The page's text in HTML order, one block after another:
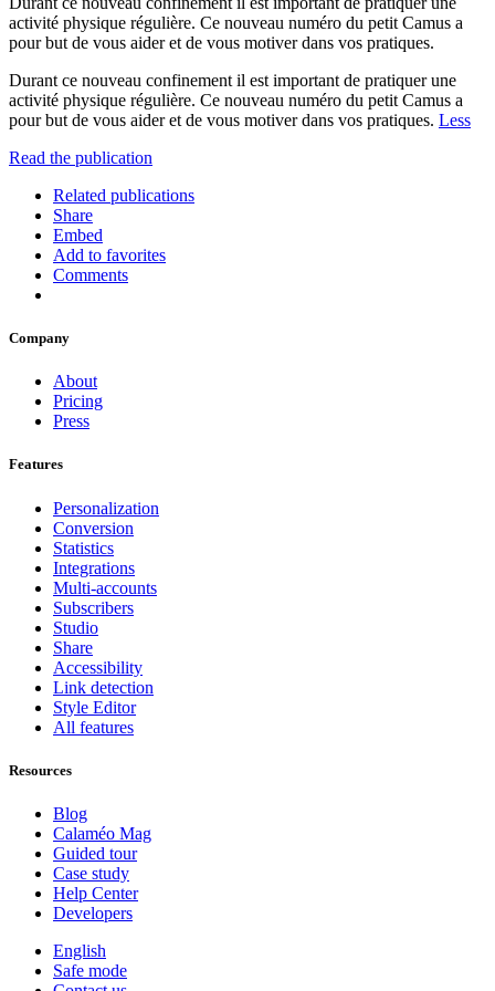
activité physique régulière. Ce nouveau numéro du petit Camus a
pour but de vous aider et de vous motiver dans vos pratiques.
Durant ce nouveau confinement il est important de pratiquer une
activité physique régulière. Ce nouveau numéro du petit Camus a
pour but de vous aider et de vous motiver dans vos pratiques. Less
Read the publication
Related publications
Share
Embed
Add to favorites
Comments
Company
About
Pricing
Press
Features
Personalization
Conversion
Statistics
Integrations
Multi-accounts
Subscribers
Studio
Share
Accessibility
Link detection
Style Editor
All features
Resources
Blog
Calaméo Mag
Guided tour
Case study
Help Center
Developers
English
Safe mode